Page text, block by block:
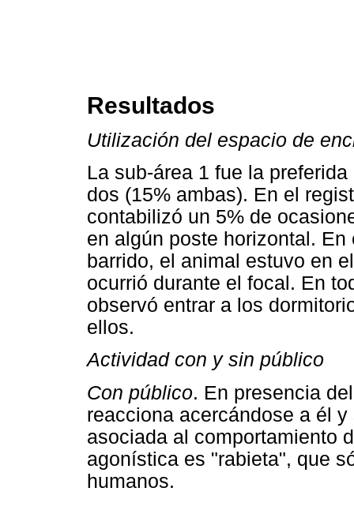
Resultados
Utilización del espacio de
La sub-área 1 fue la
dos (15% ambas). En el
contabilizó un 5% de
en algún poste horizontal.
barrido, el animal estuvo en
ocurrió durante el focal. En
observó entrar a los
ellos.
Actividad con y sin público
Con público. En presencia
reacciona acercándose a él
asociada al comportamiento
agonística es "rabieta", que
humanos.